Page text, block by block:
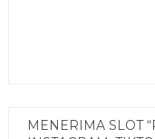
MENERIMA SLOT